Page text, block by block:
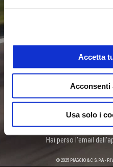
Accetta
Acconsenti
Usa solo i
Scegli
Hai perso l'email
© 2025 PIAGGIO & C S.P.A -